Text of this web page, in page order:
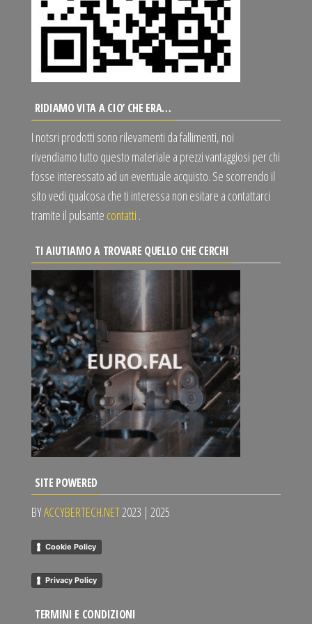
RIDIAMO VITA A CIO’ CHE ERA…
I notsri prodotti sono rilevamenti da fallimenti, noi
rivendiamo tutto questo materiale a prezzi vantaggiosi per chi
fosse interessato ad un eventuale acquisto. Se scorrendo il
sito vedi qualcosa che ti interessa non esitare a contattarci
tramite il pulsante contatti .
TI AIUTIAMO A TROVARE QUELLO CHE CERCHI
SITE POWERED
BYACCYBERTECH.NET2023 | 2025
Cookie Policy
Privacy Policy
TERMINI E CONDIZIONI